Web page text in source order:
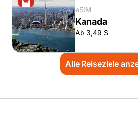
eSIM
Kanada
Ab 3,49 $
Alle Reiseziele